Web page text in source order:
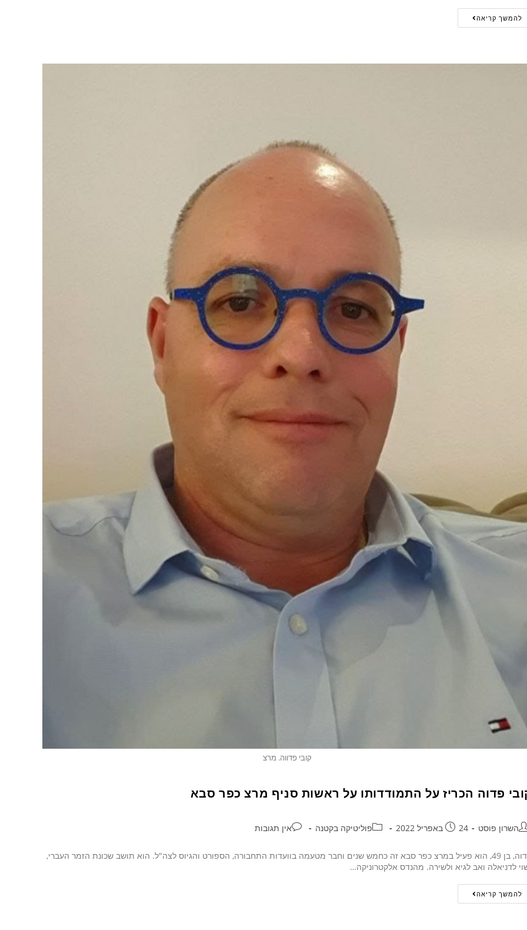
להמשך קריאה
קובי פדווה. מרצ
פדוה הכריז על התמודדותו על ראשות סניף מרצ כפר סבא
השרון פוסט 24 באפריל 2022 פוליטיקה בקטנה אין תגובות
פדוה, בן 49, הוא פעיל במרצ כפר סבא זה כחמש שנים וחבר מטעמה בוועדות התחבורה, הספורט והגיוס לצה"ל. הוא תושב שכונת הזמר העברי,
לדניאלה ואב לגיא ולשירה. מהנדס אלקטרוניקה…
להמשך קריאה